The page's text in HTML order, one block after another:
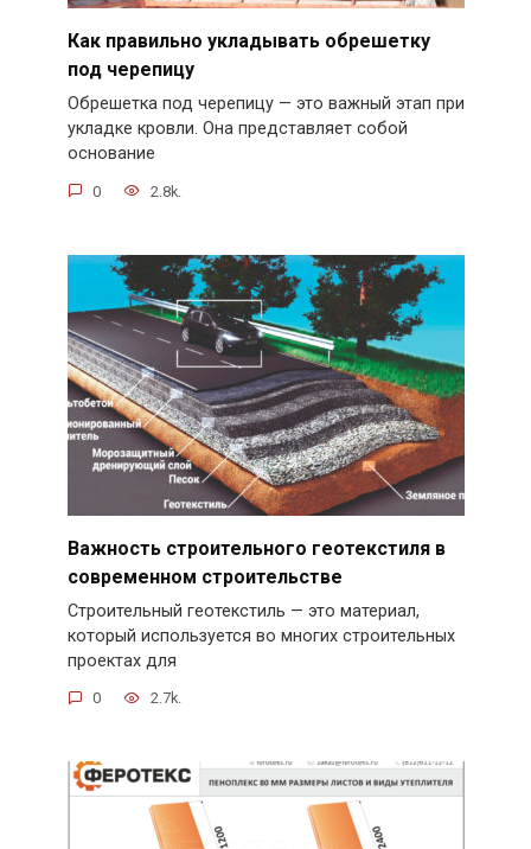
Как правильно укладывать обрешетку
под черепицу
Обрешетка под черепицу — это важный этап при
укладке кровли. Она представляет собой
основание
0 2.8k.
Важность строительного геотекстиля в
современном строительстве
Строительный геотекстиль — это материал,
который используется во многих строительных
проектах для
0 2.7k.